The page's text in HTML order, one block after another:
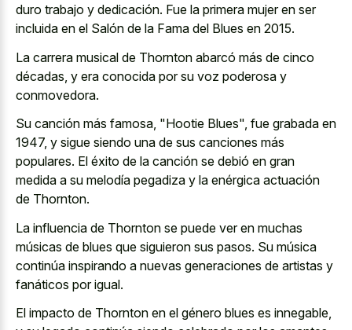
duro trabajo y dedicación. Fue la primera mujer en ser
incluida en el Salón de la Fama del Blues en 2015.
La carrera musical de Thornton abarcó más de cinco
décadas, y era conocida por su voz poderosa y
conmovedora.
Su canción más famosa, "Hootie Blues", fue grabada en
1947, y sigue siendo una de sus canciones más
populares. El éxito de la canción se debió en gran
medida a su melodía pegadiza y la enérgica actuación
de Thornton.
La influencia de Thornton se puede ver en muchas
músicas de blues que siguieron sus pasos. Su música
continúa inspirando a nuevas generaciones de artistas y
fanáticos por igual.
El impacto de Thornton en el género blues es innegable,